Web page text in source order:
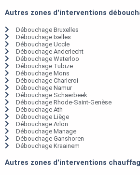
Autres zones d'interventions
Débouchage Bruxelles
Débouchage Ixelles
Débouchage Uccle
Débouchage Anderlecht
Débouchage Waterloo
Débouchage Tubize
Débouchage Mons
Débouchage Charleroi
Débouchage Namur
Débouchage Schaerbeek
Débouchage Rhode-Saint-Genèse
Débouchage Ath
Débouchage Liège
Débouchage Arlon
Débouchage Manage
Débouchage Ganshoren
Débouchage Kraainem
Autres zones d'interventions